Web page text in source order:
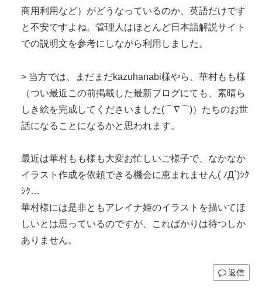
商用利用など）がどうなっているのか、英語だけです
と不安ですよね。管理人はほとんど日本語解説サイト
での説明文を参考にしながら利用しました。
> 当方では、まだまだkazuhanabi様やら、華村もも様
（つい最近この前掲載した最新ブログにても、素晴ら
しき絵を完成してくださいました(⌒∇⌒)）たちのお世
話になることになるかと思われます。
最近は華村もも様も大変お忙しいご様子で、なかなか
イラスト作成を依頼できる機会に恵まれません( ﾉД`)ｼｸ
ｼｸ…
華村様には是非ともアレイナ姫のイラストを描いてほ
しいとは思っているのですが、こればかりは待つしか
ありません。
返信